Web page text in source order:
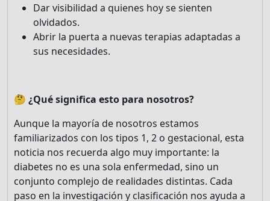
Dar visibilidad a quienes hoy se sienten
olvidados.
Abrir la puerta a nuevas terapias adaptadas a
sus necesidades.
🤔 ¿Qué significa esto para nosotros?
Aunque la mayoría de nosotros estamos
familiarizados con los tipos 1, 2 o gestacional, esta
noticia nos recuerda algo muy importante: la
diabetes no es una sola enfermedad, sino un
conjunto complejo de realidades distintas. Cada
paso en la investigación y clasificación nos ayuda a
¡Bienvenido! Antes de
Este sitio web utiliza
cookies para garantizar
que obtengas la mejor
experiencia en nuestro
sitio.
Leer más sobre las cookies